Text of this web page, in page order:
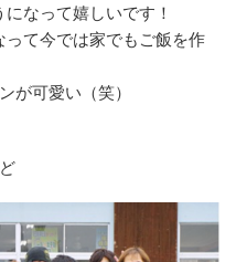
なって嬉しいです！
って今では家でもご飯を作
が可愛い（笑）